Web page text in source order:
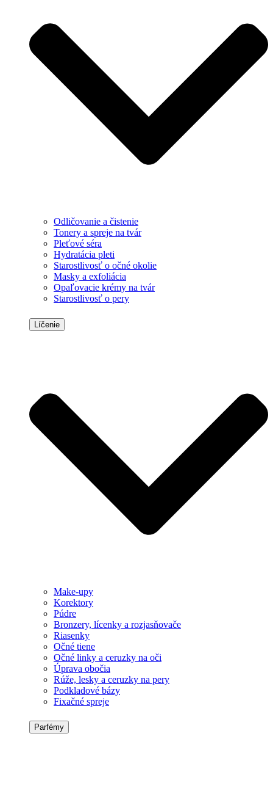
Odličovanie a čistenie
Tonery a spreje na tvár
Pleťové séra
Hydratácia pleti
Starostlivosť o očné okolie
Masky a exfoliácia
Opaľovacie krémy na tvár
Starostlivosť o pery
Líčenie
Make-upy
Korektory
Púdre
Bronzery, lícenky a rozjasňovače
Riasenky
Očné tiene
Očné linky a ceruzky na oči
Úprava obočia
Rúže, lesky a ceruzky na pery
Podkladové bázy
Fixačné spreje
Parfémy